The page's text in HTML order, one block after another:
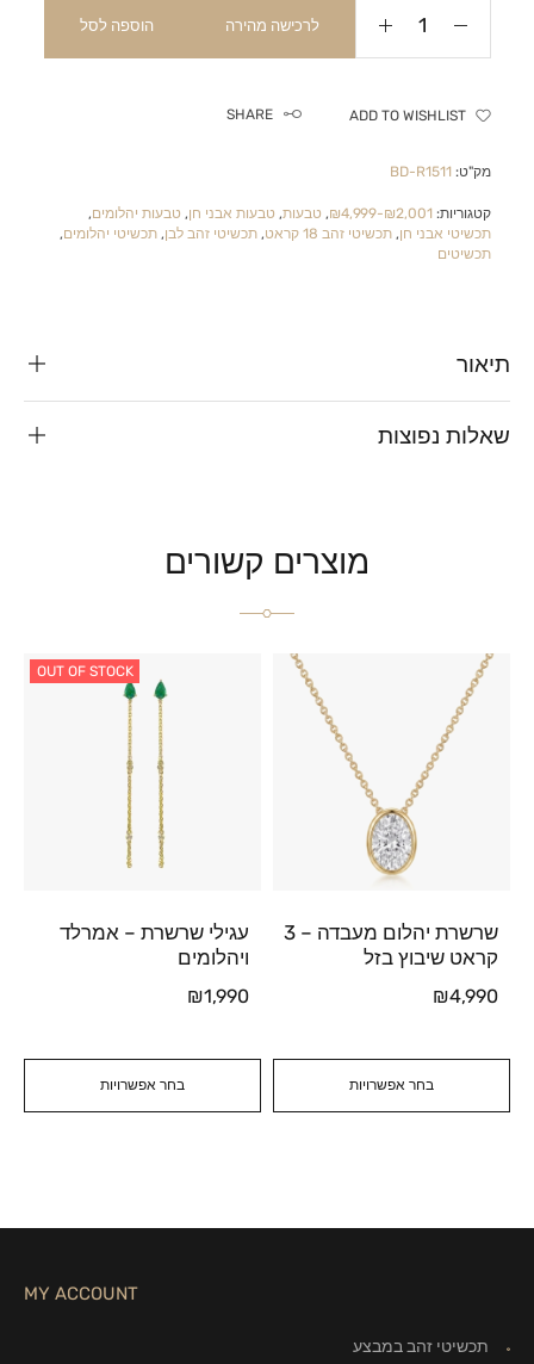
לרכישה מהירה הוספה לסל
ADD TO WISHLIST
SHARE
מק"ט: BD-R1511
קטגוריות: ₪2,001-₪4,999
, טבעות, טבעות אבני חן, טבעות יהלומים,
תכשיטי אבני חן,תכשיטי זהב 18 קראט ,תכשיטי זהב לבן,תכשיטי יהלומים,
תכשיטים
תיאור
שאלות נפוצות
מוצרים קשורים
בחר אפשרויות
שרשרת יהלום מעבדה – 3
קראט שיבוץ בזל
₪4,990
OUT OF STOCK
בחר אפשרויות
עגילי שרשרת – אמרלד
ויהלומים
₪1,990
MY ACCOUNT
תכשיטי זהב במבצע